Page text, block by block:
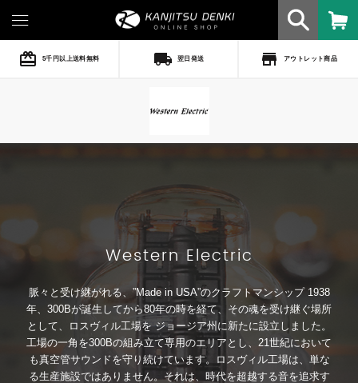
card_giftcard 5千円以上送料無料 local_shipping 翌日発送 store アウトレット商品
Western Electric
脈々と受け継がれる、”Made in USA”のクラフトマンシップ 1938
年、300Bが誕生してから80年の時を経て、その魂を受け継ぐ場所
として、ロスヴィル工場を ジョージア州に新たに設立しました。
工場の一角を300Bの組み立て専用のエリアとし、21世紀において
も真空管サウンドを守り続けています。ロスヴィル工場は、単な
る生産施設ではありません。それは、時代を超越する音を追求す